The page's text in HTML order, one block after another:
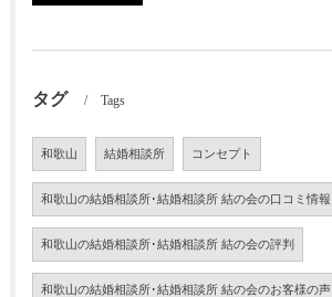
タグ Tags
和歌山 結婚相談所 コンセプト
和歌山の結婚相談所･結婚相談所 結の会の口コミ情報
和歌山の結婚相談所･結婚相談所 結の会の評判
和歌山の結婚相談所･結婚相談所 結の会のお客様の声